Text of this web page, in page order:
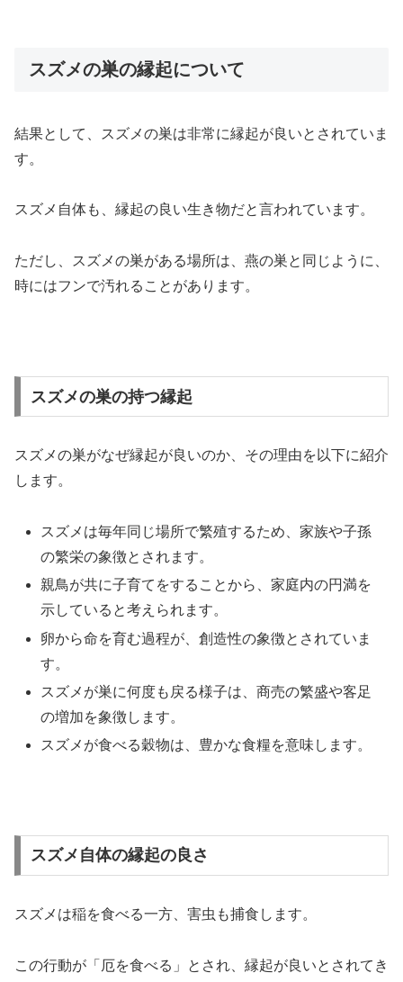
スズメの巣の縁起について
結果として、スズメの巣は非常に縁起が良いとされていま
す。
スズメ自体も、縁起の良い生き物だと言われています。
ただし、スズメの巣がある場所は、燕の巣と同じように、
時にはフンで汚れることがあります。
スズメの巣の持つ縁起
スズメの巣がなぜ縁起が良いのか、その理由を以下に紹介
します。
スズメは毎年同じ場所で繁殖するため、家族や子孫
の繁栄の象徴とされます。
親鳥が共に子育てをすることから、家庭内の円満を
示していると考えられます。
卵から命を育む過程が、創造性の象徴とされていま
す。
スズメが巣に何度も戻る様子は、商売の繁盛や客足
の増加を象徴します。
スズメが食べる穀物は、豊かな食糧を意味します。
スズメ自体の縁起の良さ
スズメは稲を食べる一方、害虫も捕食します。
この行動が「厄を食べる」とされ、縁起が良いとされてき